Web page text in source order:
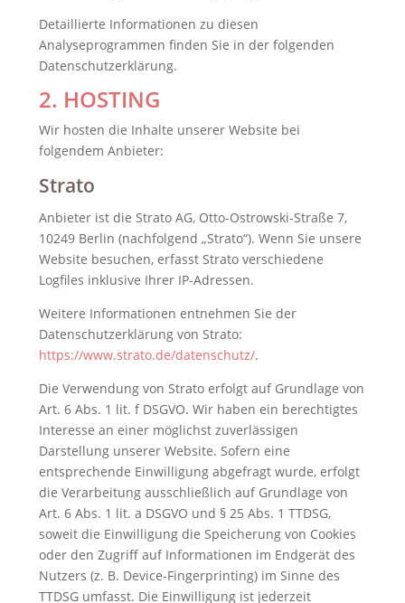
Detaillierte Informationen zu diesen
Analyseprogrammen finden Sie in der folgenden
Datenschutzerklärung.
2. HOSTING
Wir hosten die Inhalte unserer Website bei
folgendem Anbieter:
Strato
Anbieter ist die Strato AG, Otto-Ostrowski-Straße 7,
10249 Berlin (nachfolgend „Strato“). Wenn Sie unsere
Website besuchen, erfasst Strato verschiedene
Logfiles inklusive Ihrer IP-Adressen.
Weitere Informationen entnehmen Sie der
Datenschutzerklärung von Strato:
https://www.strato.de/datenschutz/.
Die Verwendung von Strato erfolgt auf Grundlage von
Art. 6 Abs. 1 lit. f DSGVO. Wir haben ein berechtigtes
Interesse an einer möglichst zuverlässigen
Darstellung unserer Website. Sofern eine
entsprechende Einwilligung abgefragt wurde, erfolgt
die Verarbeitung ausschließlich auf Grundlage von
Art. 6 Abs. 1 lit. a DSGVO und § 25 Abs. 1 TTDSG,
soweit die Einwilligung die Speicherung von Cookies
oder den Zugriff auf Informationen im Endgerät des
Nutzers (z. B. Device-Fingerprinting) im Sinne des
TTDSG umfasst. Die Einwilligung ist jederzeit